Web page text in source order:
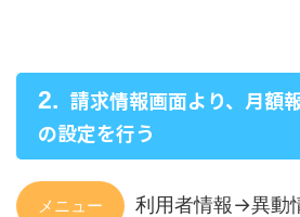
請求情報画面より、月額
の設定を行う
メニュー 利用者情報->異動